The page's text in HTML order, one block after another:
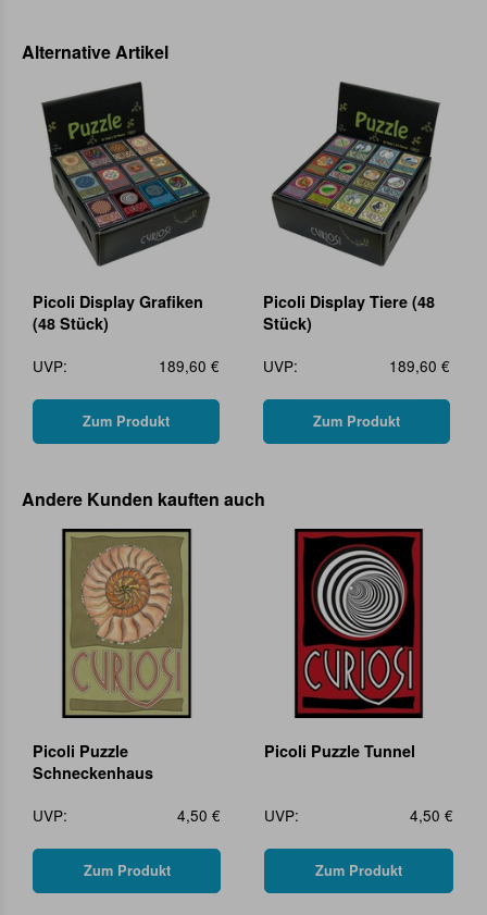
Alternative Artikel
Picoli Display Grafiken
(48 Stück)
UVP:
189,60 €
Zum Produkt
Picoli Display Tiere (48
Stück)
UVP:
189,60 €
Zum Produkt
Andere Kunden kauften auch
Picoli Puzzle
Schneckenhaus
UVP:
4,50 €
Zum Produkt
Picoli Puzzle Tunnel
UVP: 4,50 €
Zum Produkt